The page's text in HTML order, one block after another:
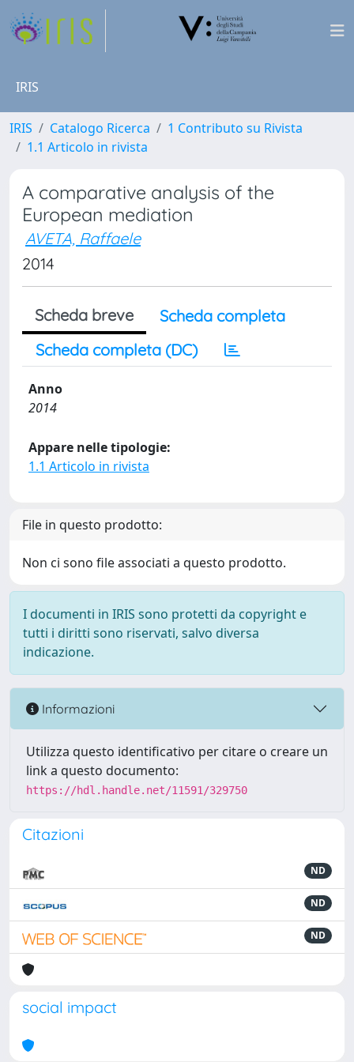
IRIS
IRIS Catalogo Ricerca
1 Contributo su Rivista
1.1 Articolo in rivista
A comparative analysis of the
European mediation
AVETA, Raffaele
2014
Scheda breve
Scheda completa
Scheda completa (DC)
Anno
2014
Appare nelle tipologie:
1.1 Articolo in rivista
File in questo prodotto:
Non ci sono file associati a questo prodotto.
I documenti in IRIS sono protetti da copyright e
tutti i diritti sono riservati, salvo diversa
indicazione.
Informazioni
Utilizza questo identificativo per citare o creare un
link a questo documento:
https://hdl.handle.net/11591/329750
Citazioni
ND
ND
ND
social impact